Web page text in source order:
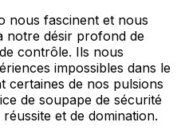
nous fascinent et nous
notre désir profond de
contrôle. Ils nous
impossibles dans le
certaines de nos pulsions
de soupape de sécurité
et de domination.